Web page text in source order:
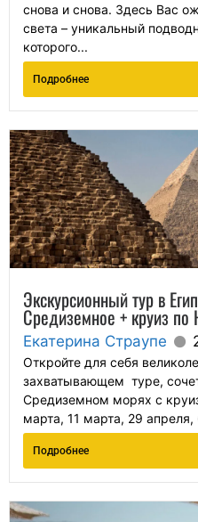
снова и снова. Здесь Вас
света – уникальный
которого...
Подробнее
Экскурсионный тур в
Средиземное + круиз по
Екатерина Страупе
Откройте для себя
захватывающем туре,
Средиземном морях с
марта, 11 марта, 29
Подробнее